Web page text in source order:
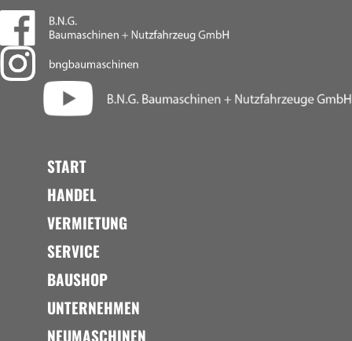
START
HANDEL
VERMIETUNG
SERVICE
BAUSHOP
UNTERNEHMEN
NEUMASCHINEN